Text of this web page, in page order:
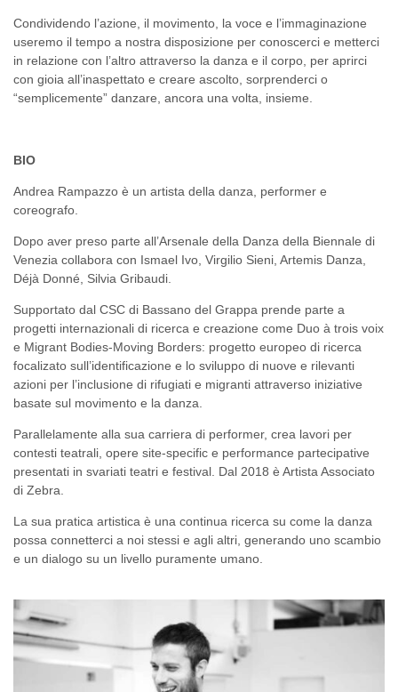
Condividendo l’azione, il movimento, la voce e l’immaginazione
useremo il tempo a nostra disposizione per conoscerci e metterci
in relazione con l’altro attraverso la danza e il corpo, per aprirci
con gioia all’inaspettato e creare ascolto, sorprenderci o
“semplicemente” danzare, ancora una volta, insieme.
BIO
Andrea Rampazzo è un artista della danza, performer e
coreografo.
Dopo aver preso parte all’Arsenale della Danza della Biennale di
Venezia collabora con Ismael Ivo, Virgilio Sieni, Artemis Danza,
Déjà Donné, Silvia Gribaudi.
Supportato dal CSC di Bassano del Grappa prende parte a
progetti internazionali di ricerca e creazione come Duo à trois voix
e Migrant Bodies-Moving Borders: progetto europeo di ricerca
focalizato sull’identificazione e lo sviluppo di nuove e rilevanti
azioni per l’inclusione di rifugiati e migranti attraverso iniziative
basate sul movimento e la danza.
Parallelamente alla sua carriera di performer, crea lavori per
contesti teatrali, opere site-specific e performance partecipative
presentati in svariati teatri e festival. Dal 2018 è Artista Associato
di Zebra.
La sua pratica artistica è una continua ricerca su come la danza
possa connetterci a noi stessi e agli altri, generando uno scambio
e un dialogo su un livello puramente umano.